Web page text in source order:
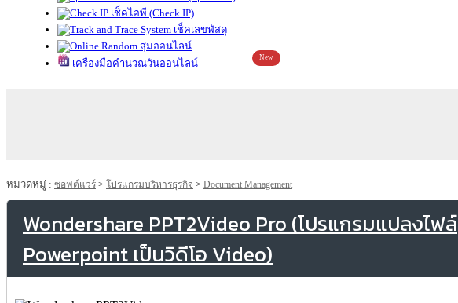
เช็คไอพี (Check IP)
เช็คเลขพัสดุ
สุ่มออนไลน์
เครื่องมือคำนวณวันออนไลน์
New
หมวดหมู่ : ซอฟต์แวร์ > โปรแกรมบริหารธุรกิจ > Document Management
Wondershare PPT2Video Pro (โปรแกรมแปลงไฟล์
Powerpoint เป็นวิดีโอ Video)